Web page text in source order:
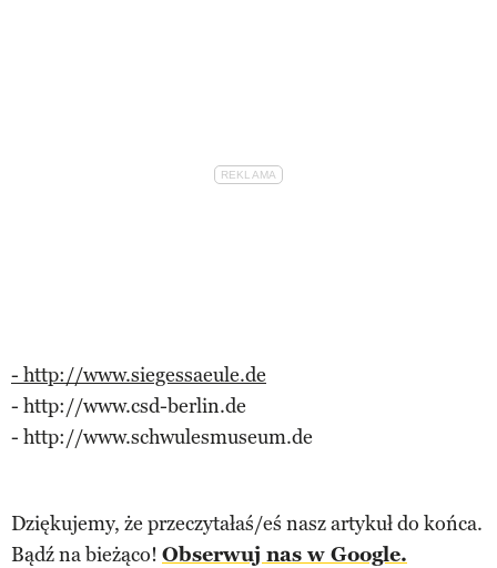
- http://www.siegessaeule.de
- http://www.csd-berlin.de
- http://www.schwulesmuseum.de
Dziękujemy, że przeczytałaś/eś nasz artykuł do końca.
Bądź na bieżąco! Obserwuj nas w Google.